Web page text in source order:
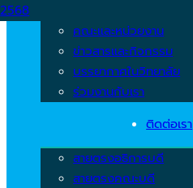
2568
คณะและหน่วยงาน
ข่าวสารและกิจกรรม
บรรยากาศในวิทยาลัย
ร่วมงานกับเรา
ติดต่อเรา
สายตรงอธิการบดี
สายตรงคณะบดี